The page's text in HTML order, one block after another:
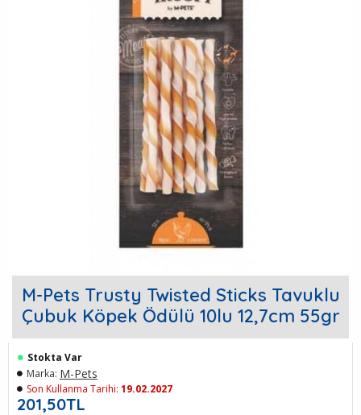
M-Pets Trusty Twisted Sticks Tavuklu
Çubuk Köpek Ödülü 10lu 12,7cm 55gr
201,50TL
Stokta Var
Marka: M-Pets
Son Kullanma Tarihi: 19.02.2027